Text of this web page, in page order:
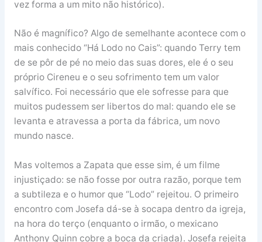
vez forma a um mito não histórico).
Não é magnífico? Algo de semelhante acontece com o
mais conhecido “Há Lodo no Cais”: quando Terry tem
de se pôr de pé no meio das suas dores, ele é o seu
próprio Cireneu e o seu sofrimento tem um valor
salvífico. Foi necessário que ele sofresse para que
muitos pudessem ser libertos do mal: quando ele se
levanta e atravessa a porta da fábrica, um novo
mundo nasce.
Mas voltemos a Zapata que esse sim, é um filme
injustiçado: se não fosse por outra razão, porque tem
a subtileza e o humor que “Lodo” rejeitou. O primeiro
encontro com Josefa dá-se à socapa dentro da igreja,
na hora do terço (enquanto o irmão, o mexicano
Anthony Quinn cobre a boca da criada). Josefa rejeita